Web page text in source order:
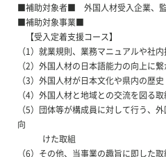
■補助対象者■ 外国人材受入企業、
■補助対象事業■
【受入定着支援コース】
（1）就業規則、業務マニュアルや社
（2）外国人材の日本語能力の向上に
（3）外国人材が日本文化や県内の歴
（4）外国人材と地域との交流を図る
（5）団体等が構成員に対して行う、
向
けた取組
（6）その他、当事業の趣旨に即した